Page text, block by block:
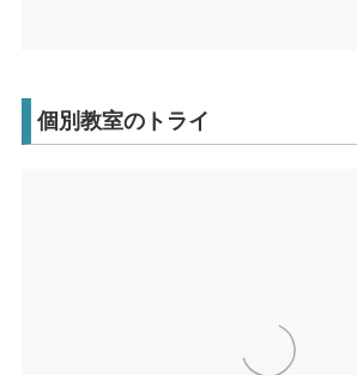
個別教室のトライ